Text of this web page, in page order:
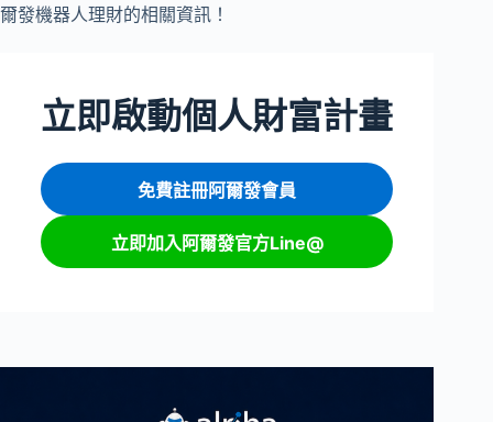
爾發機器人理財的相關資訊！
立即啟動個人財富計畫
免費註冊阿爾發會員
立即加入阿爾發官方Line@